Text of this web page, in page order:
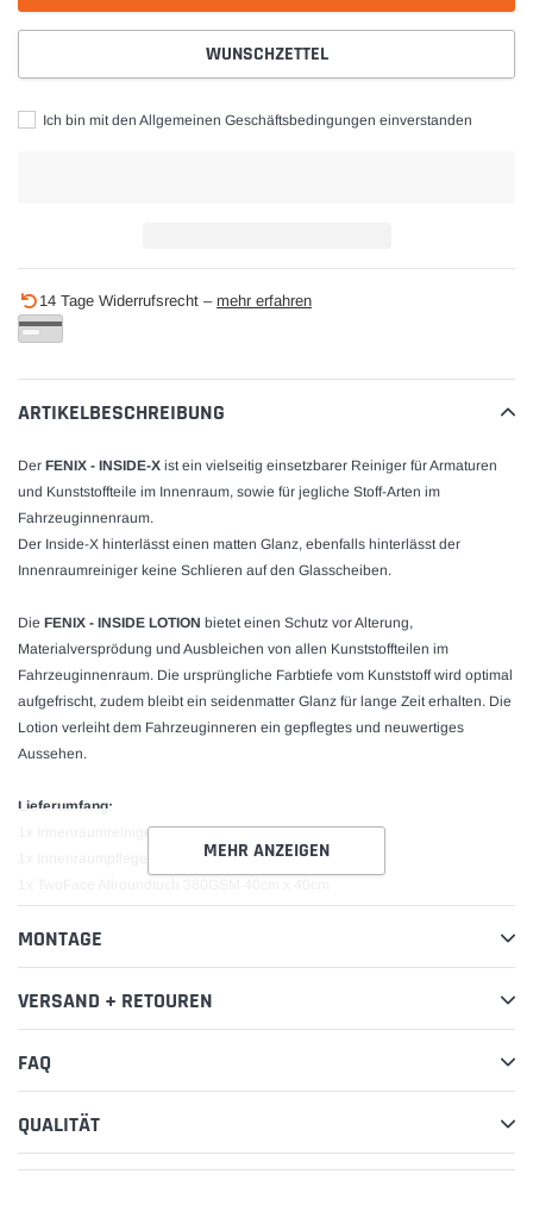
WUNSCHZETTEL
Ich bin mit den Allgemeinen Geschäftsbedingungen einverstanden
wird
zum
hinzugefügt
14 Tage Widerrufsrecht – mehr erfahren
ARTIKELBESCHREIBUNG
Der FENIX - INSIDE-X ist ein vielseitig einsetzbarer Reiniger für Armaturen
und Kunststoffteile im Innenraum, sowie für jegliche Stoff-Arten im
Fahrzeuginnenraum.
Der Inside-X hinterlässt einen matten Glanz, ebenfalls hinterlässt der
Innenraumreiniger keine Schlieren auf den Glasscheiben.
Die FENIX - INSIDE LOTION bietet einen Schutz vor Alterung,
Materialversprödung und Ausbleichen von allen Kunststoffteilen im
Fahrzeuginnenraum. Die ursprüngliche Farbtiefe vom Kunststoff wird optimal
aufgefrischt, zudem bleibt ein seidenmatter Glanz für lange Zeit erhalten. Die
Lotion verleiht dem Fahrzeuginneren ein gepflegtes und neuwertiges
Aussehen.
Lieferumfang:
1x Innenraumreiniger 0,5L
MEHR ANZEIGEN
MONTAGE
VERSAND + RETOUREN
FAQ
QUALITÄT